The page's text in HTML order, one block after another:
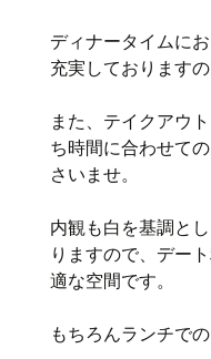
ディナータイムに
充実しております
また、テイクアウ
ち時間に合わせて
さいませ。
内観も白を基調と
りますので、デー
適な空間です。
もちろんランチで